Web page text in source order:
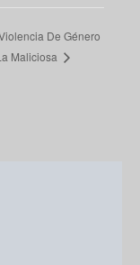
De Género
Maliciosa